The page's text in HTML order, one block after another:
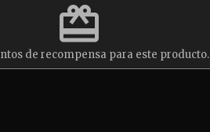
redeem
de recompensa para este producto.